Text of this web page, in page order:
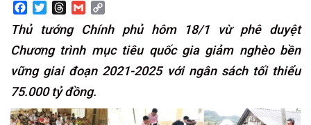
Facebook
TwitterThreads
Gmail
Link
Thủ tướng Chính phủ hôm 18/1 vừ phê duyệt
Chương trình mục tiêu quốc gia giảm nghèo bền
vững giai đoạn 2021-2025 với ngân sách tối thiểu
75.000 tỷ đồng.